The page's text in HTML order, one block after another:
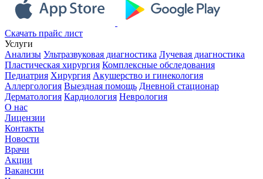
Скачать прайс лист
Услуги
Анализы Ультразвуковая диагностика Лучевая диагностика
Пластическая хирургия Комплексные обследования
Педиатрия Хирургия Акушерство и гинекология
Аллергология Выездная помощь Дневной стационар
Дерматология Кардиология Неврология
О нас
Лицензии
Контакты
Новости
Врачи
Акции
Вакансии